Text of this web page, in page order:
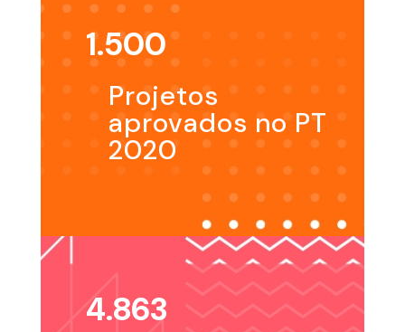
1.500
Projetos
aprovados no PT
2020
4.863